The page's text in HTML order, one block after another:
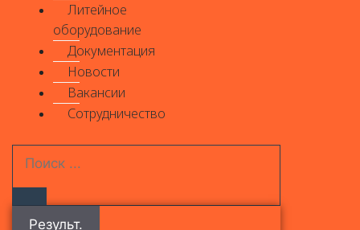
Литейное
оборудование
Документация
Новости
Вакансии
Сотрудничество
Результ.